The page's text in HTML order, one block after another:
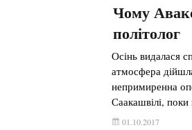
Чому
політолог
Осінь видалася
атмосфера
непримиренна
Саакашвілі,
влада успішно
01.10.2017